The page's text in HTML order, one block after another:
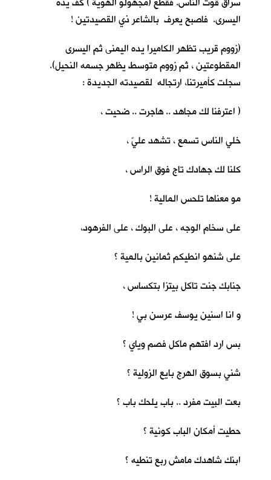
اليسرى. فاصبح يعرف بالشاعر ذي القصيدتين !
(زووم قريب تظهر الكاميرا يده اليمنى ثم اليسرى
المقطوعتين ، ثم زووم متوسط يظهر جسمه النحيل).
سجلت كأميرتنا، ارتجاله لقصيدته الجديدة :
( اعترفنا لك مجاهد .. هاجرت .. ضحيت ،
خلي الناس تسمع ، تشهد عليّ ،
كلنا لك جهادك تاج فوق الراس ،
مو معناها تلحس المالية !
على سخام الوجه ، على البوك ، على الفرهود،
على شنهو انطيكم ثمانين بالمية ؟
جنابك جنت تاكل بيتزا بتكساس ،
و انا اسنين يوسف عرسن بي !
بس ارد افتهم ماكل فصم وياي ؟
شني بسوق الهرج بايع الزولية ؟
بعت البيت مفرد .. باب يلحك باب ؟
حطيت أمكان الباب كونية ؟
ابنك شاهدك مامش ربع تنطيه ؟